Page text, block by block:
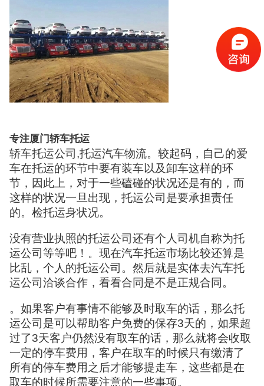
专注厦门轿车托运
轿车托运公司,托运汽车物流。较起码，自己的爱
车在托运的环节中要有装车以及卸车这样的环
节，因此上，对于一些磕碰的状况还是有的，而
这样的状况一旦出现，托运公司是要承担责任
的。检托运身状况。
没有营业执照的托运公司还有个人司机自称为托
运公司等等吧！。现在汽车托运市场比较还算是
比乱，个人的托运公司。然后就是实体去汽车托
运公司洽谈合作，看看合同是不是正规合同。
。如果客户有事情不能够及时取车的话，那么托
运公司是可以帮助客户免费的保存3天的，如果超
过了3天客户仍然没有取车的话，那么就将会收取
一定的停车费用，客户在取车的时候只有缴清了
所有的停车费用之后才能够提走车，这些都是在
取车的时候所需要注意的一些事项。